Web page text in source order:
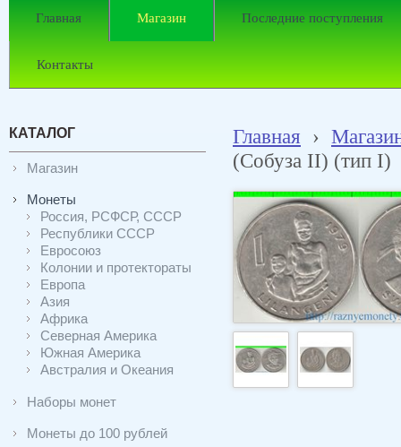
Главная Магазин Последние поступления
Контакты
КАТАЛОГ
Магазин
Монеты
Россия, РСФСР, СССР
Республики СССР
Евросоюз
Колонии и протектораты
Европа
Азия
Африка
Северная Америка
Южная Америка
Австралия и Океания
Наборы монет
Монеты до 100 рублей
Главная ›
(Собуза II) (тип I)